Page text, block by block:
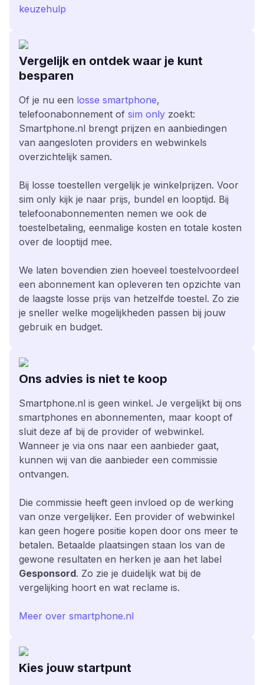
keuzehulp
Vergelijk en ontdek waar je kunt
besparen
Of je nu een losse smartphone,
telefoonabonnement of sim only zoekt:
Smartphone.nl brengt prijzen en aanbiedingen
van aangesloten providers en webwinkels
overzichtelijk samen.
Bij losse toestellen vergelijk je winkelprijzen. Voor
sim only kijk je naar prijs, bundel en looptijd. Bij
telefoonabonnementen nemen we ook de
toestelbetaling, eenmalige kosten en totale kosten
over de looptijd mee.
We laten bovendien zien hoeveel toestelvoordeel
een abonnement kan opleveren ten opzichte van
de laagste losse prijs van hetzelfde toestel. Zo zie
je sneller welke mogelijkheden passen bij jouw
gebruik en budget.
Ons advies is niet te koop
Smartphone.nl is geen winkel. Je vergelijkt bij ons
smartphones en abonnementen, maar koopt of
sluit deze af bij de provider of webwinkel.
Wanneer je via ons naar een aanbieder gaat,
kunnen wij van die aanbieder een commissie
ontvangen.
Die commissie heeft geen invloed op de werking
van onze vergelijker. Een provider of webwinkel
kan geen hogere positie kopen door ons meer te
betalen. Betaalde plaatsingen staan los van de
gewone resultaten en herken je aan het label
Gesponsord. Zo zie je duidelijk wat bij de
vergelijking hoort en wat reclame is.
Meer over smartphone.nl
Kies jouw startpunt